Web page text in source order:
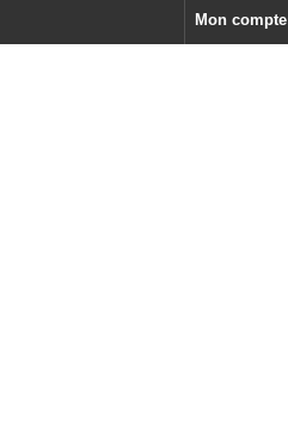
Mon compte